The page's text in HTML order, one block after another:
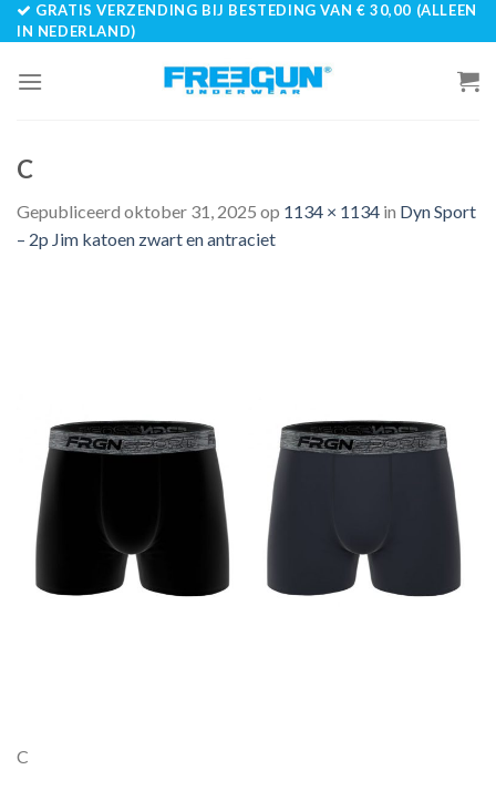
Skip
to
GRATIS VERZENDING BIJ BESTEDING VAN € 30,00 (ALLEEN
IN NEDERLAND)
C
Gepubliceerd oktober 31, 2025 op 1134 × 1134 in Dyn Sport
– 2p Jim katoen zwart en antraciet
C